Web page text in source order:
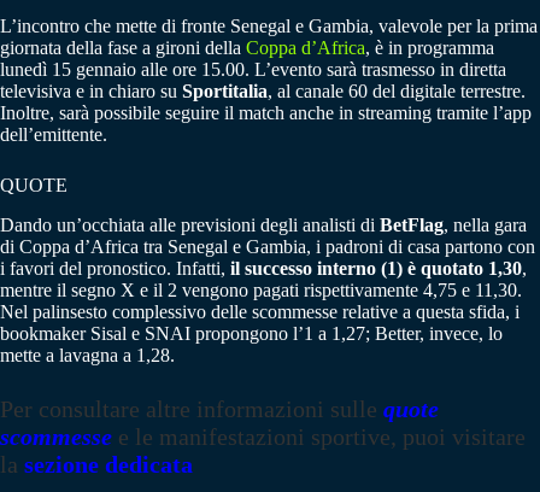
L’incontro che mette di fronte Senegal e Gambia, valevole per la prima
giornata della fase a gironi della Coppa d’Africa, è in programma
lunedì 15 gennaio alle ore 15.00. L’evento sarà trasmesso in diretta
televisiva e in chiaro su Sportitalia, al canale 60 del digitale terrestre.
Inoltre, sarà possibile seguire il match anche in streaming tramite l’app
dell’emittente.
QUOTE
Dando un’occhiata alle previsioni degli analisti di BetFlag, nella gara
di Coppa d’Africa tra Senegal e Gambia, i padroni di casa partono con
i favori del pronostico. Infatti, il successo interno (1) è quotato 1,30,
mentre il segno X e il 2 vengono pagati rispettivamente 4,75 e 11,30.
Nel palinsesto complessivo delle scommesse relative a questa sfida, i
bookmaker Sisal e SNAI propongono l’1 a 1,27; Better, invece, lo
mette a lavagna a 1,28.
Per consultare altre informazioni sulle quote
scommesse e le manifestazioni sportive, puoi visitare
la sezione dedicata